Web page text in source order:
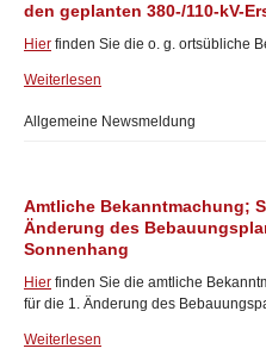
den geplanten 380-/110-kV-
Hier finden Sie die o. g. ortsübliche
Weiterlesen
Allgemeine Newsmeldung
Amtliche Bekanntmachung;
Änderung des
Sonnenhang
Hier finden Sie die amtliche
für die 1. Änderung des
Weiterlesen